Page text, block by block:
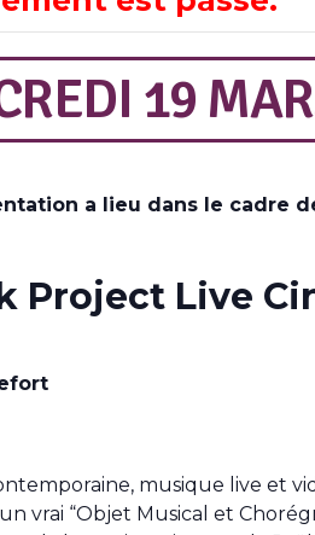
19
a lieu dans le cadre
Project Live
musique live et
vrai “Objet Musical et